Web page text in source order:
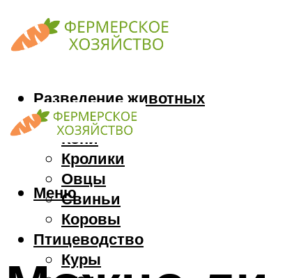
Разведение животных
Козы
Кони
Кролики
Овцы
Свиньи
Коровы
Птицеводство
Куры
Меню